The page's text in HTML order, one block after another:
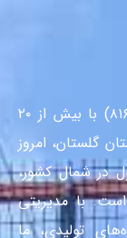
شرکت مفتول صنعت هیرکان (شماره ثبت: ۸۱۶۶) با بیش از ۲۰
گلستان، امروز
در شمال کشور،
با مدیریتی
تولیدی، ما